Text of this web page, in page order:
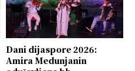
Dani dijaspore 2026:
Amira Medunjanin